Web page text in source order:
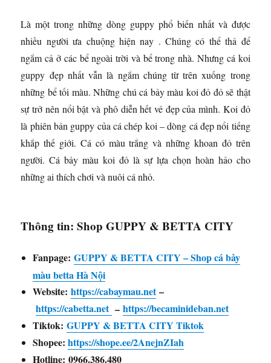
Là một trong những dòng guppy phổ biến nhất và được
nhiều người ưa chuộng hiện nay . Chúng có thể thả để
ngắm cả ở các bể ngoài trời và bể trong nhà. Nhưng cá koi
guppy đẹp nhất vẫn là ngắm chúng từ trên xuống trong
những bể tối màu. Những chú cá bảy màu koi đỏ đỏ sẽ thật
sự trở nên nổi bật và phô diễn hết vẻ đẹp của mình. Koi đỏ
là phiên bản guppy của cá chép koi – dòng cá đẹp nổi tiếng
khắp thế giới. Cá có màu trắng và những khoan đỏ trên
người. Cá bảy màu koi đỏ là sự lựa chọn hoàn hảo cho
những ai thích chơi và nuôi cá nhỏ.
Thông tin: Shop GUPPY & BETTA CITY
Fanpage:GUPPY & BETTA CITY – Shop cá bảy
màu betta Hà Nội
Website:https://cabaymau.net–
https://cabetta.net –https://becaminideban.net
Tiktok:GUPPY & BETTA CITY Tiktok
Shopee:https://shope.ee/2AnejnZIah
Hotline: 0966.386.480